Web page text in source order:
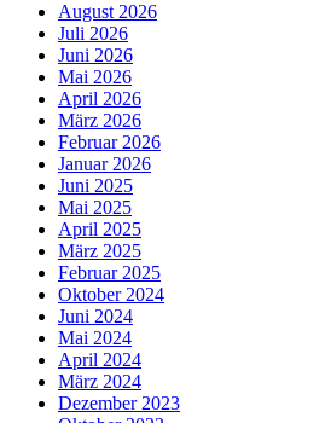
August 2026
Juli 2026
Juni 2026
Mai 2026
April 2026
März 2026
Februar 2026
Januar 2026
Juni 2025
Mai 2025
April 2025
März 2025
Februar 2025
Oktober 2024
Juni 2024
Mai 2024
April 2024
März 2024
Dezember 2023